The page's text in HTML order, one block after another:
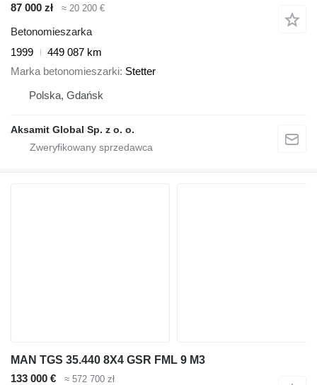
87 000 zł
≈ 20 200 €
Betonomieszarka
1999
449 087 km
Marka betonomieszarki Stetter
Polska, Gdańsk
Aksamit Global Sp. z o. o.
MAN TGS 35.440 8X4 GSR FML 9 M3
133 000 €
≈ 572 700 zł